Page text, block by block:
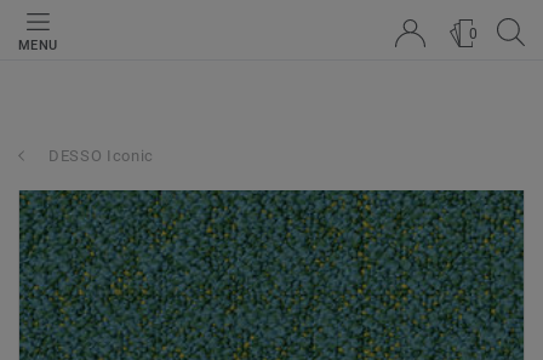
MENU
0
DESSO Iconic